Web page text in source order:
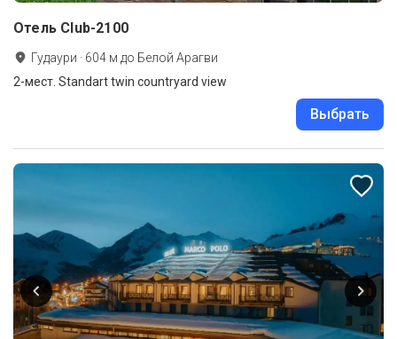
Отель Club-2100
Гудаури · 604 м до Белой Арагви
2-мест. Standart twin countryard view
Выбрать